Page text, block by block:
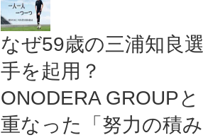
なぜ59歳の三浦知良選
手を起用？
ONODERA GROUPと
重なった「努力の積み